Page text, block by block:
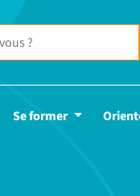
Se former